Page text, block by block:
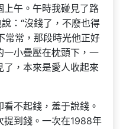
上午。午時我碰見了路
：“沒錢了，不廢也得
常常，那段時光他正好
一小疊壓在枕頭下，一
，本來是愛人收起來
不起錢，羞于說錢。
提到錢。一次在1988年